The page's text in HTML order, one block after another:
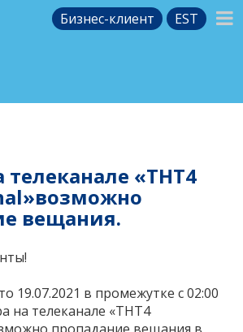
Бизнес-клиент EST
«THT4
вещания.
19.07.2021 в промежутке с 02:00
на телеканале «THT4
пропадание вещания в